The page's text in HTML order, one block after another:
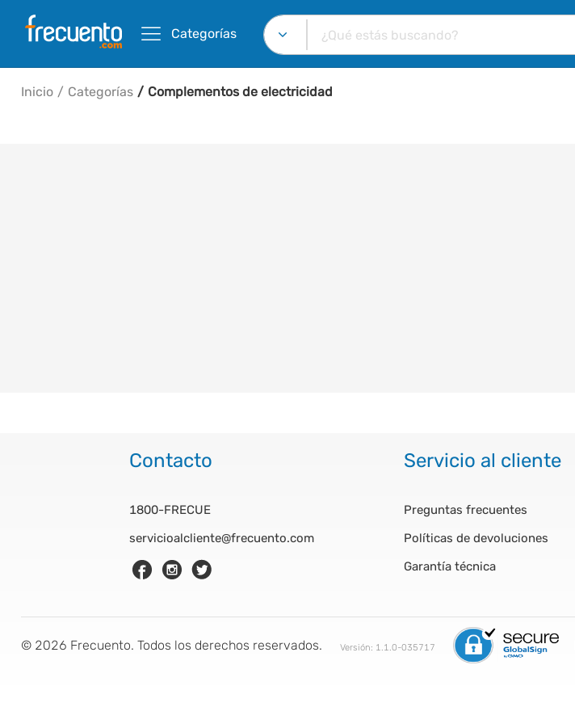
Categorías
Inicio Categorías Complementos de electricidad
Contacto
1800-FRECUE
servicioalcliente@frecuento.com
Servicio al cliente
Preguntas frecuentes
Políticas de devoluciones
Garantía técnica
© 2026 Frecuento. Todos los derechos reservados. Versión: 1.1.0-035717